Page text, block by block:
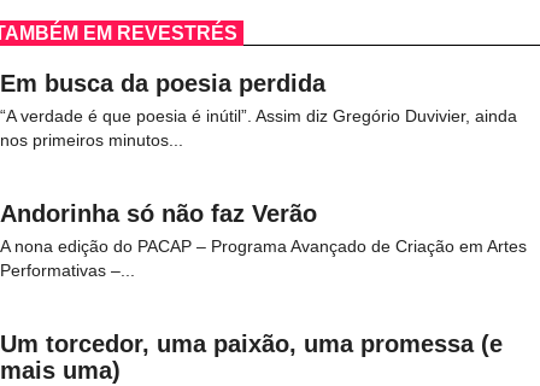
EM REVESTRÉS
Em busca da poesia perdida
“A verdade é que poesia é inútil”. Assim diz Gregório Duvivier, ainda
nos primeiros minutos...
Andorinha só não faz Verão
A nona edição do PACAP – Programa Avançado de Criação em Artes
Performativas –...
Um torcedor, uma paixão, uma promessa (e
mais uma)